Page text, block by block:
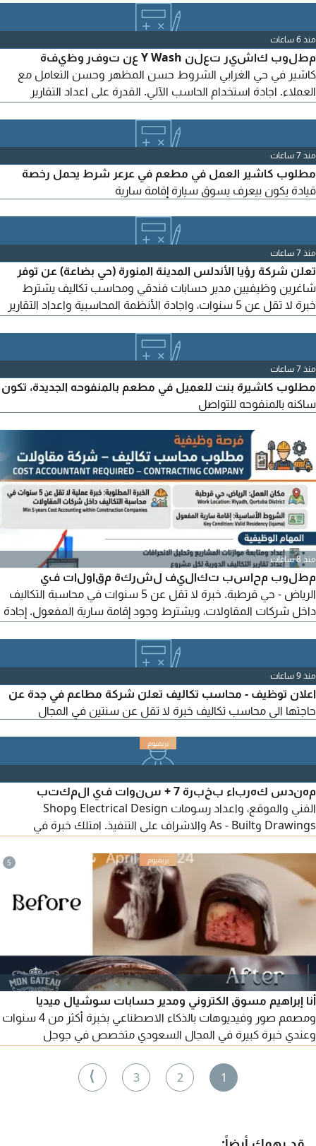
بأساسيات المحاسبة واعداد التقارير اليومية ومطابقة الصندوق. الدقة
والأمانة وحسن التعامل مع العملاء. القدرة على تحمل ضغط العمل
والالتزام بأوقات الدوام. يفضل من لديها
منذ 6 ساعات
مطلوب كاشير تعلن Y Wash عن توفر وظيفة
كاشير في حي الغرابي الشروط حسن المظهر وحسن التعامل مع
العملاء. اجادة استخدام الحاسب الآلي. القدرة على اعداد التقارير
اليومية والتقفيلات المالية. الالتزام والانضباط في أوقات العمل.
المميزات دوام 10 ساعات. توفير السكن والمواصلات. مكان العمل
الرياض للتقديم يرجى إرسال السيرة الذاتية عبر
منذ 7 ساعات
مطلوب كاشير العمل في مطعم في عرعر شرط يحمل رخصة
قيادة يكون بيعرف يسوق سيارة إقامة سارية
منذ 7 ساعات
تعلن شركة رؤيا الأندلس المدينة المنورة (حي بضاعة) عن توفر
شاغرين وظيفيين مدير حسابات فندقي ومحاسب تكاليف يشترط
خبرة لا تقل عن 5 سنوات، واجادة الأنظمة المحاسبية واعداد التقارير
الراغبين بالتقديم إرسال السيرة الذاتية مع كتابة المسمى الوظيفي في
عنوان الطلب، وسيتم التواصل مع المرشحين المطابقين للشروط
منذ 7 ساعات
مطلوب كاشيرة بنت للعميل في مطعم بالمنفوحه الجديدة، تكون
ساكنه بالمنفوحه للتواصل
منذ 8 ساعات
مطلوب محاسب تكاليف لشركة مقاولات في
الرياض - حي قرطبة. خبرة لا تقل عن 5 سنوات في محاسبة التكاليف
داخل شركات المقاولات، ويشترط وجود إقامة سارية المفعول. إجادة
Excel بمستوى متقدم. المهام: إعداد ومتابعة موازنات المشاريع
وتحليل الانحرافات، وإعداد تقارير التكاليف الدورية لكل مشروع، ومتابعة
تكاليف المواد والعمالة والمعدات والمقاولين من الباطن.
منذ 9 ساعات
اعلان توظيف - محاسب تكاليف تعلن شركة مطاعم في جدة عن
حاجتها الى محاسب تكاليف خبرة لا تقل عن سنتين في المجال
مهندس كهرباء بخبرة 7 + سنوات في المكتب
الفني والموقع، واعداد رسومات Electrical Design وShop
Drawings وAs - Built والاشراف على التنفيذ. امتلك خبرة في
والتنسيق مع الاستشاريين، وقابل لنقل كفالة
5
أنا إبراهيم مسوق الكتروني ومدير حسابات سوشيال ميديا
ومصمم صور وفيديوهات بالذكاء الاصطناعي بخبرة أكثر من 4 سنوات
وعندي خبرة كبيرة في المجال السعودي متخصص في جوجل
ميديا من البداية للنهاية وبأسعار تنافسية، تواصل معي الآن للاتفاق
1
2
3
⟩